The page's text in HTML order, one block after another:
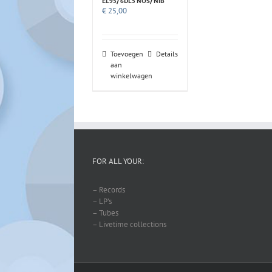
€ 25,00
Toevoegen
aan
winkelwagen
Details
FOR ALL YOUR:
– Records
– LP’s
– Tubes
– Livetime collections